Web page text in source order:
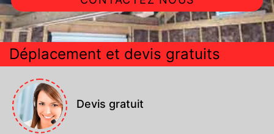
Déplacement et devis gratuits
Devis gratuit